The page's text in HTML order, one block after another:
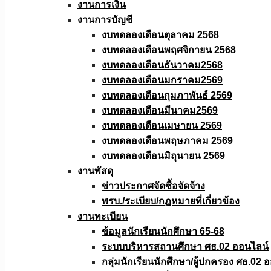
งานการเงิน
งานการบัญชี
งบทดลองเดือนตุลาคม 2568
งบทดลองเดือนพฤศจิกายน 2568
งบทดลองเดือนธันวาคม2568
งบทดลองเดือนมกราคม2569
งบทดลองเดือนกุมภาพันธ์ 2569
งบทดลองเดือนมีนาคม2569
งบทดลองเดือนเมษายน 2569
งบทดลองเดือนพฤษภาคม 2569
งบทดลองเดือนมิถุนายน 2569
งานพัสดุ
ข่าวประกาศจัดซื้อจัดจ้าง
พรบ./ระเบียบ/กฏหมายที่เกี่ยวข้อง
งานทะเบียน
ข้อมูลนักเรียนนักศึกษา 65-68
ระบบบริหารสถานศึกษา ศธ.02 ออนไลน์
กลุ่มนักเรียนนักศึกษา/ผู้ปกครอง ศธ.02